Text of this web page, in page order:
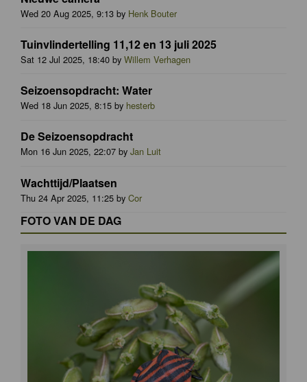
Wed 20 Aug 2025, 9:13 by Henk Bouter
Tuinvlindertelling 11,12 en 13 juli 2025
Sat 12 Jul 2025, 18:40 by Willem Verhagen
Seizoensopdracht: Water
Wed 18 Jun 2025, 8:15 by hesterb
De Seizoensopdracht
Mon 16 Jun 2025, 22:07 by Jan Luit
Wachttijd/Plaatsen
Thu 24 Apr 2025, 11:25 by Cor
FOTO VAN DE DAG